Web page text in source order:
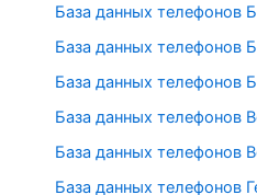
База данных телефонов
База данных телефонов
База данных телефонов
База данных телефонов
База данных телефонов
База данных телефонов